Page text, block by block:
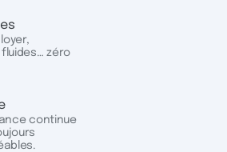
zéro
continue